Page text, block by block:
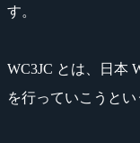
す。
WC3JC とは、日本
を行っていこうとい